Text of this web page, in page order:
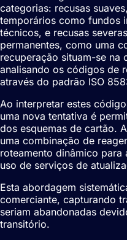
categorias: recusas
temporários como fundos
técnicos, e recusas
permanentes, como uma
recuperação situam-se na
analisando os códigos de
através do padrão ISO
Ao interpretar estes
uma nova tentativa é
dos esquemas de cartão.
uma combinação de
roteamento dinâmico para
uso de serviços de
Esta abordagem
comerciante, capturando
seriam abandonadas
transitório.